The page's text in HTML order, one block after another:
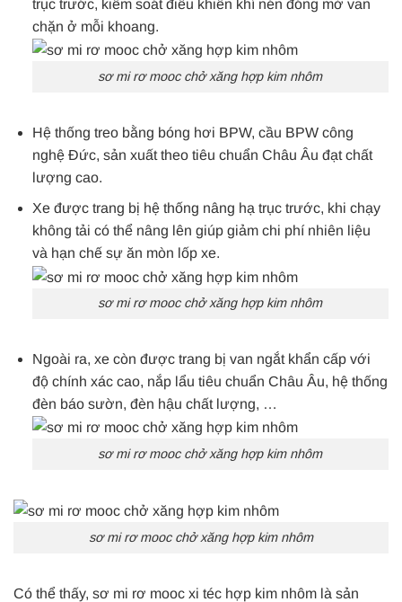
trục trước, kiểm soát điều khiển khí nén đóng mở van
chặn ở mỗi khoang.
sơ mi rơ mooc chở xăng hợp kim nhôm
Hệ thống treo bằng bóng hơi BPW, cầu BPW công
nghệ Đức, sản xuất theo tiêu chuẩn Châu Âu đạt chất
lượng cao.
Xe được trang bị hệ thống nâng hạ trục trước, khi chạy
không tải có thể nâng lên giúp giảm chi phí nhiên liệu
và hạn chế sự ăn mòn lốp xe.
sơ mi rơ mooc chở xăng hợp kim nhôm
Ngoài ra, xe còn được trang bị van ngắt khẩn cấp với
độ chính xác cao, nắp lẩu tiêu chuẩn Châu Âu, hệ thống
đèn báo sườn, đèn hậu chất lượng, …
sơ mi rơ mooc chở xăng hợp kim nhôm
sơ mi rơ mooc chở xăng hợp kim nhôm
Có thể thấy, sơ mi rơ mooc xi téc hợp kim nhôm là sản